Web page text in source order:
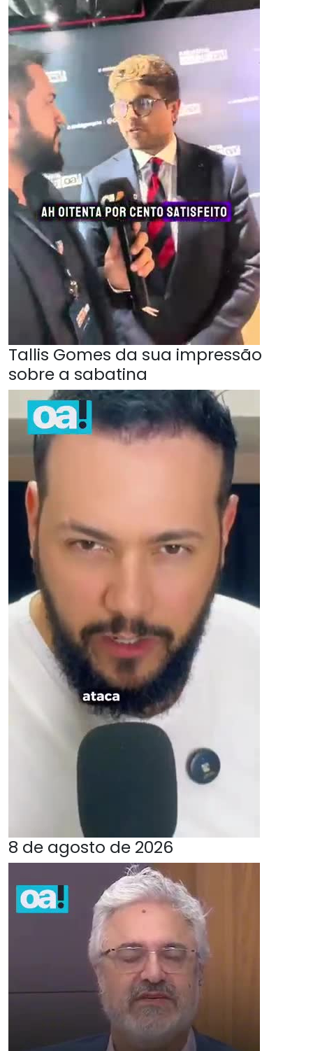
Tallis Gomes da sua impressão
sobre a sabatina
8 de agosto de 2026